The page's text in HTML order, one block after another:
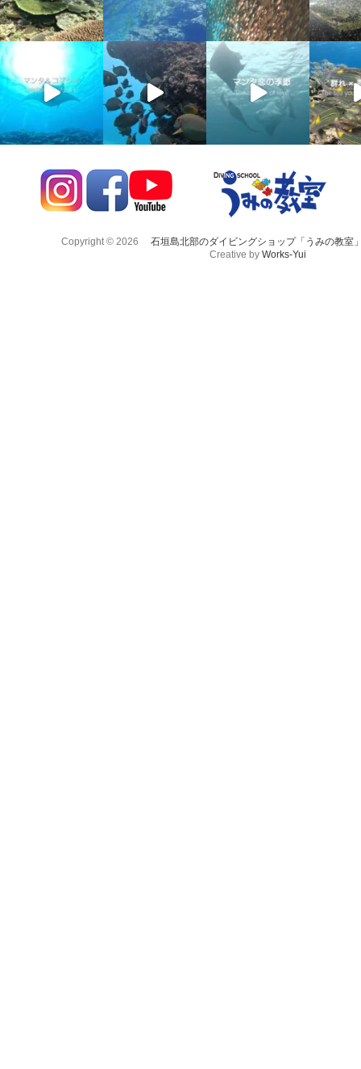
Copyright © 2026
石垣島北部のダイビングショップ「うみの教室
Creative by Works-Yui